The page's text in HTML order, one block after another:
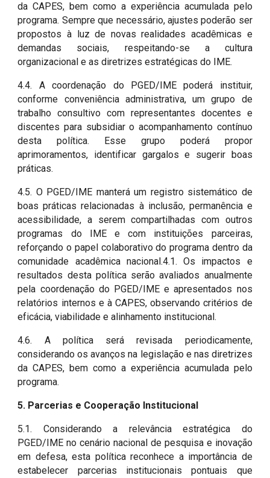
da CAPES, bem como a experiência acumulada pelo
programa. Sempre que necessário, ajustes poderão ser
propostos à luz de novas realidades acadêmicas e
demandas sociais, respeitando-se a cultura
organizacional e as diretrizes estratégicas do IME.
4.4. A coordenação do PGED/IME poderá instituir,
conforme conveniência administrativa, um grupo de
trabalho consultivo com representantes docentes e
discentes para subsidiar o acompanhamento contínuo
desta política. Esse grupo poderá propor
aprimoramentos, identificar gargalos e sugerir boas
práticas.
4.5. O PGED/IME manterá um registro sistemático de
boas práticas relacionadas à inclusão, permanência e
acessibilidade, a serem compartilhadas com outros
programas do IME e com instituições parceiras,
reforçando o papel colaborativo do programa dentro da
comunidade acadêmica nacional.4.1. Os impactos e
resultados desta política serão avaliados anualmente
pela coordenação do PGED/IME e apresentados nos
relatórios internos e à CAPES, observando critérios de
eficácia, viabilidade e alinhamento institucional.
4.6. A política será revisada periodicamente,
considerando os avanços na legislação e nas diretrizes
da CAPES, bem como a experiência acumulada pelo
programa.
5. Parcerias e Cooperação Institucional
5.1. Considerando a relevância estratégica do
PGED/IME no cenário nacional de pesquisa e inovação
em defesa, esta política reconhece a importância de
estabelecer parcerias institucionais pontuais que